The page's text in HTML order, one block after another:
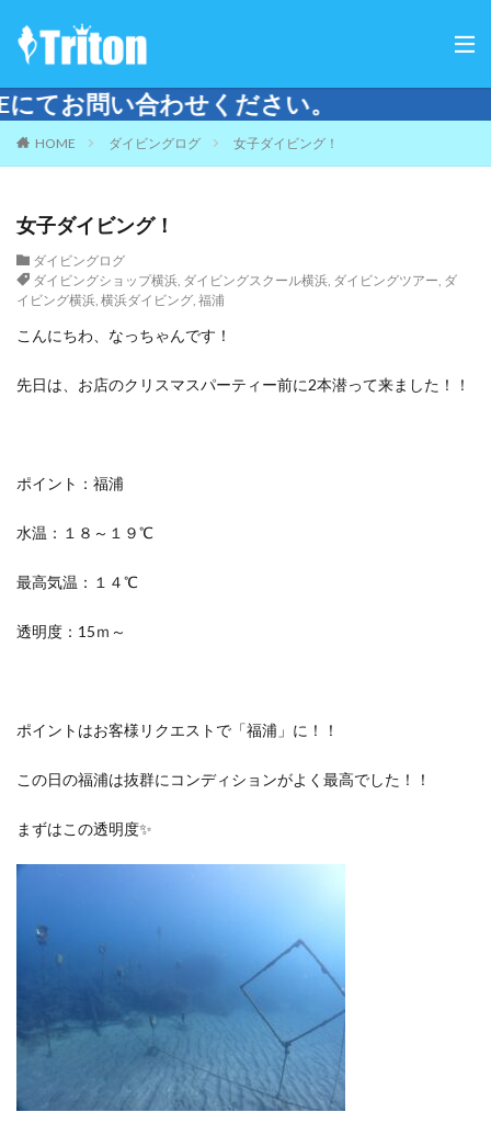
ださい。
HOME ダイビングログ 女子ダイビング！
女子ダイビング！
ダイビングログ
ダイビングショップ横浜, ダイビングスクール横浜, ダイビングツアー, ダ
イビング横浜, 横浜ダイビング, 福浦
こんにちわ、なっちゃんです！
先日は、お店のクリスマスパーティー前に2本潜って来ました！！
ポイント：福浦
水温：１８～１９℃
最高気温：１４℃
透明度：15ｍ～
ポイントはお客様リクエストで「福浦」に！！
この日の福浦は抜群にコンディションがよく最高でした！！
まずはこの透明度✨